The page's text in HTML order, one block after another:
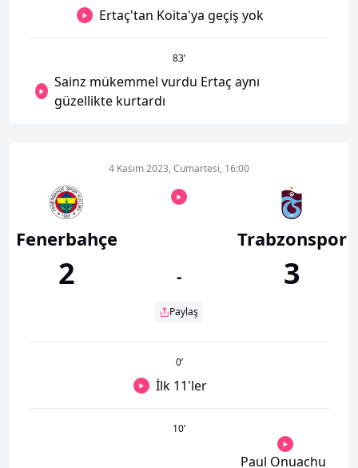
Ertaç'tan Koita'ya geçiş yok
83’
Sainz mükemmel vurdu Ertaç aynı
güzellikte kurtardı
Fenerbahçe
2
4 Kasım 2023, Cumartesi, 16:00
-
Paylaş
Trabzonspor
3
0’
İlk 11'ler
10’
Paul Onuachu